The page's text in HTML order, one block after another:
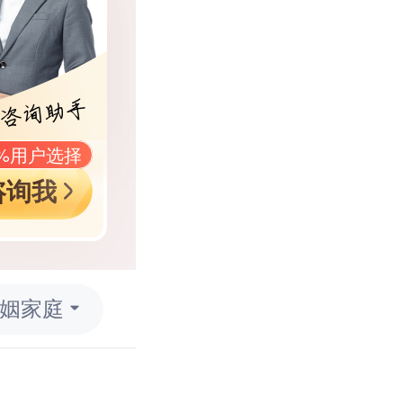
用户选择
我
家庭